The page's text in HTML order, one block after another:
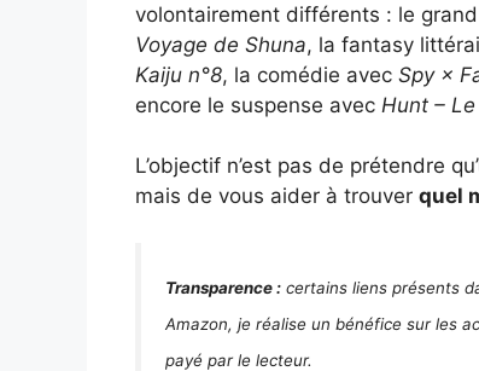
volontairement différents : le
Voyage de Shuna, la fantasy
Kaiju n°8, la comédie avec Spy ×
encore le suspense avec Hunt –
L’objectif n’est pas de prétendre
mais de vous aider à trouver quel
Transparence : certains liens présents
Amazon, je réalise un bénéfice sur les
payé par le lecteur.